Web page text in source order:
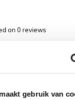
gebruik van
on 0 reviews
geschreven over dit